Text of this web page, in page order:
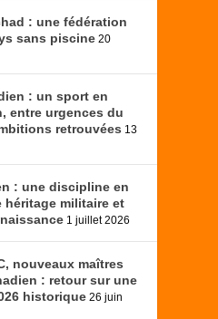
: une fédération
sans piscine 20
: un sport en
entre urgences du
retrouvées 13
: une discipline en
héritage militaire et
1 juillet 2026
nouveaux maîtres
: retour sur une
historique 26 juin